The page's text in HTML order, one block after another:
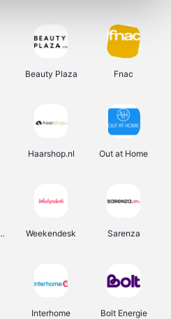
Beauty Plaza Fnac
Haarshop.nl Out at Home
Store Weekendesk Sarenza
Interhome Bolt Energie